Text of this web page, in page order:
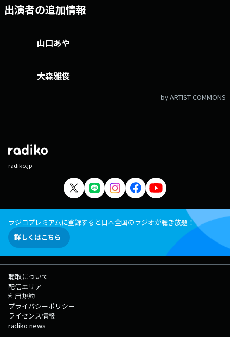
出演者の追加情報
山口あや
大森雅俊
by ARTIST COMMONS
radiko.jp
ラジコプレミアムに登録すると日本全国のラジオが聴き放題！
詳しくはこちら
聴取について
配信エリア
利用規約
プライバシーポリシー
ライセンス情報
radiko news